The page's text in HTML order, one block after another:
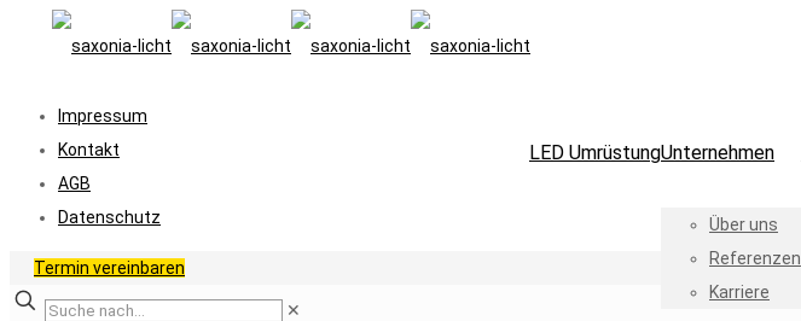
LED UmrüstungUnternehmen
Über uns
Referenzen
Karriere
Impressum
Kontakt
AGB
Datenschutz
Termin vereinbaren
✕